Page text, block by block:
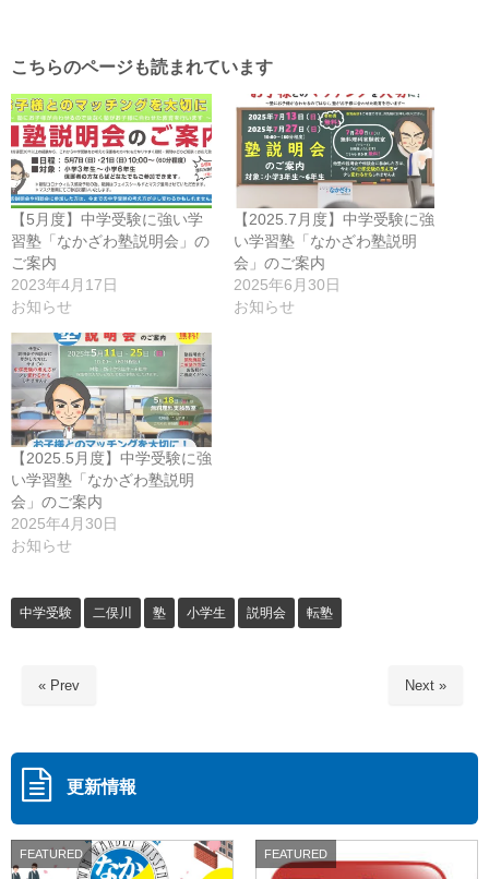
こちらのページも読まれています
【5月度】中学受験に強い学
習塾「なかざわ塾説明会」の
ご案内
2023年4月17日
お知らせ
【2025.7月度】中学受験に強
い学習塾「なかざわ塾説明
会」のご案内
2025年6月30日
お知らせ
【2025.5月度】中学受験に強
い学習塾「なかざわ塾説明
会」のご案内
2025年4月30日
お知らせ
中学受験 二俣川 塾 小学生 説明会 転塾
« Prev Next »
更新情報
FEATURED FEATURED